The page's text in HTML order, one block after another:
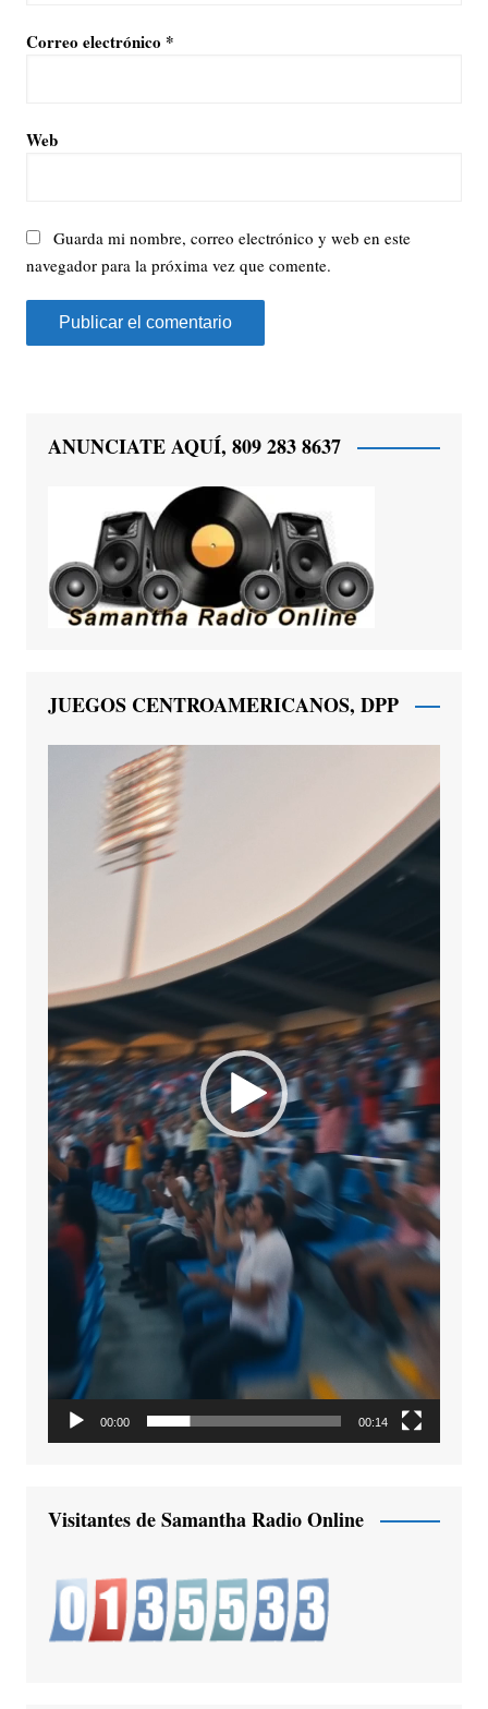
Correo electrónico *
Web
Guarda mi nombre, correo electrónico y web en este
navegador para la próxima vez que comente.
ANUNCIATE AQUÍ, 809 283 8637
JUEGOS CENTROAMERICANOS, DPP
Reproductor
00:00 00:14
Visitantes de Samantha Radio Online